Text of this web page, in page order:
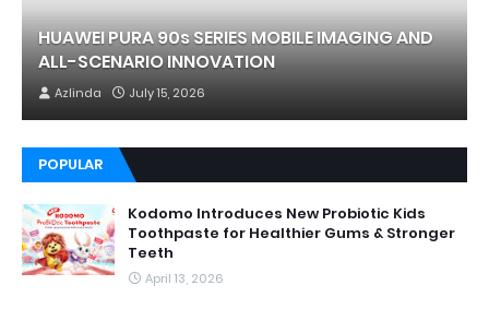
HUAWEI PURA 90s SERIES MOBILE IMAGING AND
ALL-SCENARIO INNOVATION
Azlinda July 15, 2026
POPULAR
Kodomo Introduces New Probiotic Kids
Toothpaste for Healthier Gums & Stronger
Teeth
April 13, 2026